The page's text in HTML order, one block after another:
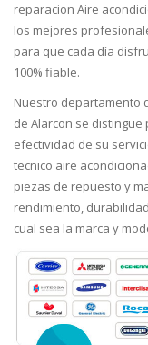
reparacion Aire
los mejores
para que cada día
100% fiable.
Nuestro departamento
de Alarcon se
efectividad de su
tecnico aire
piezas de repuesto y
rendimiento,
cual sea la marca y